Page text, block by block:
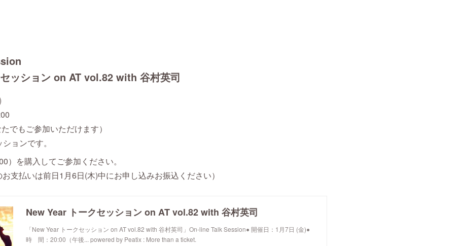
ッション on AT vol.82 with 谷村英司
でもご参加いただけます）
ョンです。
）を購入してご参加ください。
お支払いは前日1月6日(木)中にお申し込みお振込ください）
New Year トークセッション on AT vol.82 with 谷村英司
「New Year トークセッション on AT vol.82 with 谷村英司」On-line Talk Session● 開催日：1月7日 (金)●
時 間：20:00（午後... powered by Peatix : More than a ticket.